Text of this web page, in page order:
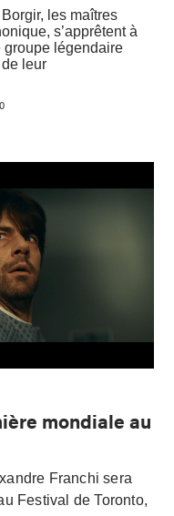
les maîtres
s’apprêtent à
groupe légendaire
leur
mondiale au
Franchi sera
Festival de Toronto,